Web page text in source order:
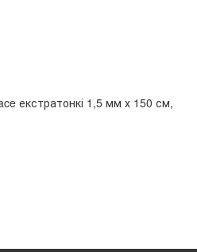
екстратонкі 1,5 мм х 150 см,